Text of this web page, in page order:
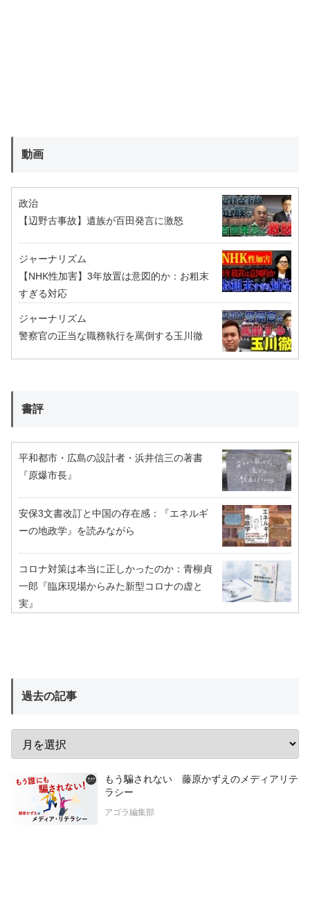
動画
政治
【辺野古事故】遺族が百田発言に激怒
ジャーナリズム
【NHK性加害】3年放置は意図的か：お粗末
すぎる対応
ジャーナリズム
警察官の正当な職務執行を罵倒する玉川徹
書評
平和都市・広島の設計者・浜井信三の著書
『原爆市長』
安保3文書改訂と中国の存在感：『エネルギ
ーの地政学』を読みながら
コロナ対策は本当に正しかったのか：青柳貞
一郎『臨床現場からみた新型コロナの虚と
実』
過去の記事
もう騙されない 藤原かずえのメディアリテ
ラシー
アゴラ編集部